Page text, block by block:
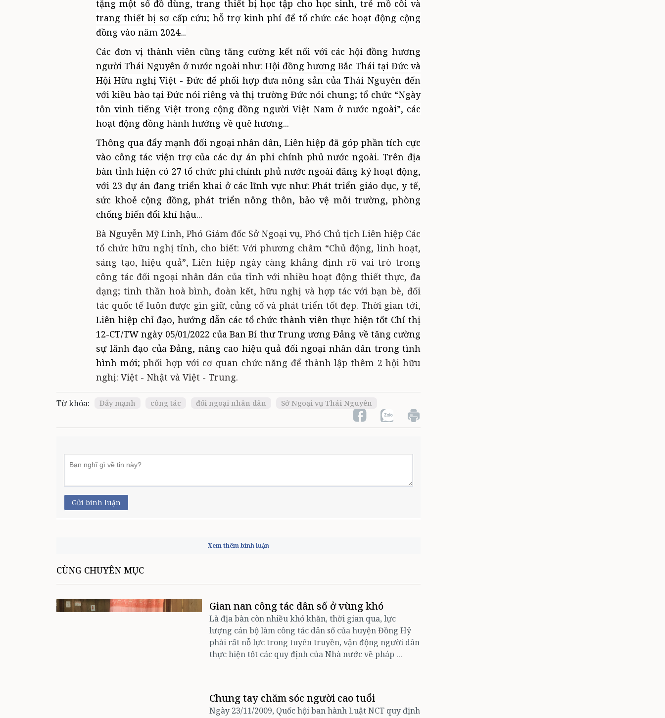
tặng một số đồ dùng, trang thiết bị học tập cho học sinh, trẻ mồ côi và
trang thiết bị sơ cấp cứu; hỗ trợ kinh phí để tổ chức các hoạt động cộng
đồng vào năm 2024...
Các đơn vị thành viên cũng tăng cường kết nối với các hội đồng hương
người Thái Nguyên ở nước ngoài như: Hội đồng hương Bắc Thái tại Đức và
Hội Hữu nghị Việt - Đức đểphối hợp đưa nông sản của Thái Nguyên đến
với kiều bào tại Đức nói riêng và thị trường Đức nói chung; tổ chức “Ngày
tôn vinh tiếng Việt trong cộng đồng người Việt Nam ở nước ngoài”, các
hoạt động đồng hành hướng về quê hương...
Thông qua đẩy mạnh đối ngoại nhân dân, Liên hiệp đã góp phần tích cực
vào công tác viện trợ của các dự án phi chính phủ nước ngoài. Trên địa
bàn tỉnh hiện có 27 tổ chức phi chính phủ nước ngoài đăng ký hoạt động,
với 23 dự án đang triển khai ở các lĩnh vực như: Phát triển giáo dục, y tế,
sức khoẻ cộng đồng, phát triển nông thôn, bảo vệ môi trường, phòng
chống biến đổi khí hậu...
Bà Nguyễn Mỹ Linh, Phó Giám đốc Sở Ngoại vụ, Phó Chủ tịch Liên hiệp Các
tổ chức hữu nghị tỉnh, cho biết: Với phương châm “Chủ động, linh hoạt,
sáng tạo, hiệu quả”, Liên hiệp ngày càng khẳng định rõ vai trò trong
công tác đối ngoại nhân dân của tỉnh với nhiều hoạt động thiết thực, đa
dạng; tinh thần hoà bình, đoàn kết, hữu nghị và hợp tác với bạn bè, đối
tác quốc tế luôn được gìn giữ, củng cố và phát triển tốt đẹp. Thời gian tới,
Liên hiệp chỉ đạo, hướng dẫn các tổ chức thành viên thực hiện tốt Chỉ thị
12-CT/TW ngày 05/01/2022 của Ban Bí thư Trung ương Đảng về tăng cường
sự lãnh đạo của Đảng, nâng cao hiệu quả đối ngoại nhân dân trong tình
hình mới;phối hợp với cơ quan chức năng để thành lập thêm 2 hội hữu
nghị: Việt - Nhật và Việt - Trung.
Từ khóa: Đẩy mạnh công tác đối ngoại nhân dân Sở Ngoại vụ Thái Nguyên
Gửi bình luận
Xem thêm bình luận
CÙNG CHUYÊN MỤC
Gian nan công tác dân số ở vùng khó
Là địa bàn còn nhiều khó khăn, thời gian qua, lực
lượng cán bộ làm công tác dân số của huyện Đồng Hỷ
phải rất nỗ lực trong tuyên truyền, vận động người dân
thực hiện tốt các quy định của Nhà nước về pháp ...
Chung tay chăm sóc người cao tuổi
Ngày 23/11/2009, Quốc hội ban hành Luật NCT quy định